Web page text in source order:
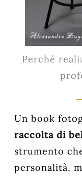
Perché
Un book
raccolta di
strumento
personalità,